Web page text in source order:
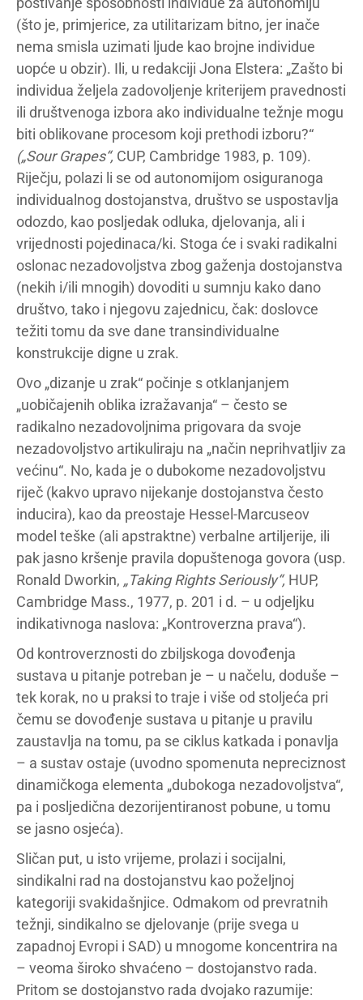
(što je, primjerice, za utilitarizam bitno, jer inače
nema smisla uzimati ljude kao brojne individue
uopće u obzir). Ili, u redakciji Jona Elstera: „Zašto bi
individua željela zadovoljenje kriterijem pravednosti
ili društvenoga izbora ako individualne težnje mogu
biti oblikovane procesom koji prethodi izboru?“
(„Sour Grapes“, CUP, Cambridge 1983, p. 109).
Riječju, polazi li se od autonomijom osiguranoga
individualnog dostojanstva, društvo se uspostavlja
odozdo, kao posljedak odluka, djelovanja, ali i
vrijednosti pojedinaca/ki. Stoga će i svaki radikalni
oslonac nezadovoljstva zbog gaženja dostojanstva
(nekih i/ili mnogih) dovoditi u sumnju kako dano
društvo, tako i njegovu zajednicu, čak: doslovce
težiti tomu da sve dane transindividualne
konstrukcije digne u zrak.
Ovo „dizanje u zrak“ počinje s otklanjanjem
„uobičajenih oblika izražavanja“ – često se
radikalno nezadovoljnima prigovara da svoje
nezadovoljstvo artikuliraju na „način neprihvatljiv za
većinu“. No, kada je o dubokome nezadovoljstvu
riječ (kakvo upravo nijekanje dostojanstva često
inducira), kao da preostaje Hessel-Marcuseov
model teške (ali apstraktne) verbalne artiljerije, ili
pak jasno kršenje pravila dopuštenoga govora (usp.
Ronald Dworkin, „Taking Rights Seriously“, HUP,
Cambridge Mass., 1977, p. 201 i d. – u odjeljku
indikativnoga naslova: „Kontroverzna prava“).
Od kontroverznosti do zbiljskoga dovođenja
sustava u pitanje potreban je – u načelu, doduše –
tek korak, no u praksi to traje i više od stoljeća pri
čemu se dovođenje sustava u pitanje u pravilu
zaustavlja na tomu, pa se ciklus katkada i ponavlja
– a sustav ostaje (uvodno spomenuta nepreciznost
dinamičkoga elementa „dubokoga nezadovoljstva“,
pa i posljedična dezorijentiranost pobune, u tomu
se jasno osjeća).
Sličan put, u isto vrijeme, prolazi i socijalni,
sindikalni rad na dostojanstvu kao poželjnoj
kategoriji svakidašnjice. Odmakom od prevratnih
težnji, sindikalno se djelovanje (prije svega u
zapadnoj Evropi i SAD) u mnogome koncentrira na
– veoma široko shvaćeno – dostojanstvo rada.
Pritom se dostojanstvo rada dvojako razumije: